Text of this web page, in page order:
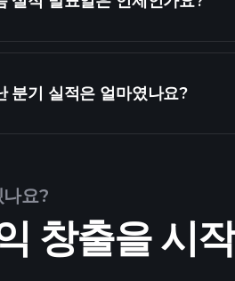
더
분기 실적은 얼마였나요?
요?
창출을 시